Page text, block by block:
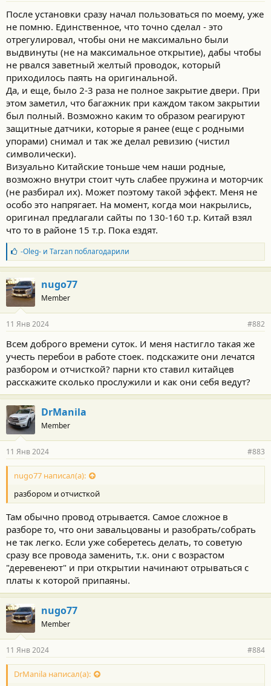
После установки сразу начал пользоваться по моему, уже
не помню. Единственное, что точно сделал - это
отрегулировал, чтобы они не максимально были
выдвинуты (не на максимальное открытие), дабы чтобы
не рвался заветный желтый проводок, который
приходилось паять на оригинальной.
Да, и еще, было 2-3 раза не полное закрытие двери. При
этом заметил, что багажник при каждом таком закрытии
был полный. Возможно каким то образом реагируют
защитные датчики, которые я ранее (еще с родными
упорами) снимал и так же делал ревизию (чистил
символически).
Визуально Китайские тоньше чем наши родные,
возможно внутри стоит чуть слабее пружина и моторчик
(не разбирал их). Может поэтому такой эффект. Меня не
особо это напрягает. На момент, когда мои накрылись,
оригинал предлагали сайты по 130-160 т.р. Китай взял
что то в районе 15 т.р. Пока ездят.
Б
л
а
г
о
д
а
н
с
т
и
-Oleg-и Tarzanпоблагодарили
nugo77
Member
11 Янв 2024 #882
Всем доброго времени суток. И меня настигло такая же
учесть перебои в работе стоек. подскажите они лечатся
разбором и отчисткой? парни кто ставил китайцев
расскажите сколько прослужили и как они себя ведут?
DrManila
Member
11 Янв 2024 #883
nugo77 написал(а):
разбором и отчисткой
Там обычно провод отрывается. Самое сложное в
разборе то, что они завальцованы и разобрать/собрать
не так легко. Если уже соберетесь делать, то советую
сразу все провода заменить, т.к. они с возрастом
"деревенеют" и при открытии начинают отрываться с
платы к которой припаяны.
nugo77
Member
11 Янв 2024 #884
DrManila написал(а):